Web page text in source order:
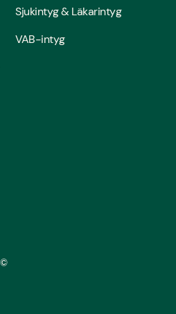
Sjukintyg & Läkarintyg
VAB-intyg
©